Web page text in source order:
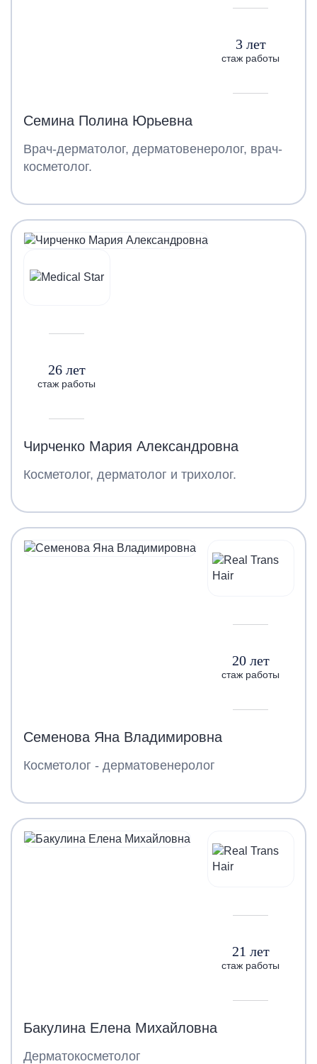
3 лет
стаж работы
Семина Полина Юрьевна
Врач-дерматолог, дерматовенеролог, врач-
косметолог.
26 лет
стаж работы
Чирченко Мария Александровна
Косметолог, дерматолог и трихолог.
20 лет
стаж работы
Семенова Яна Владимировна
Косметолог - дерматовенеролог
21 лет
стаж работы
Бакулина Елена Михайловна
Дерматокосметолог